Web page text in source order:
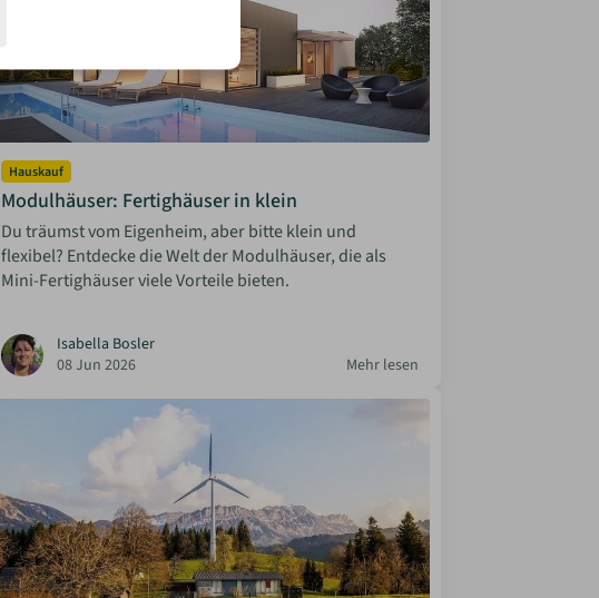
Hauskauf
Modulhäuser: Fertighäuser in klein
Du träumst vom Eigenheim, aber bitte klein und
flexibel? Entdecke die Welt der Modulhäuser, die als
Mini-Fertighäuser viele Vorteile bieten.
Isabella Bosler
08 Jun 2026
Mehr lesen